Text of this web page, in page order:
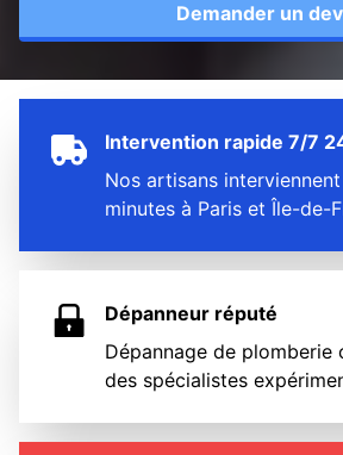
Demander un
Intervention rapide 7/7
Nos artisans
minutes à Paris et Île-de-
Dépanneur réputé
Dépannage de plomberie
des spécialistes